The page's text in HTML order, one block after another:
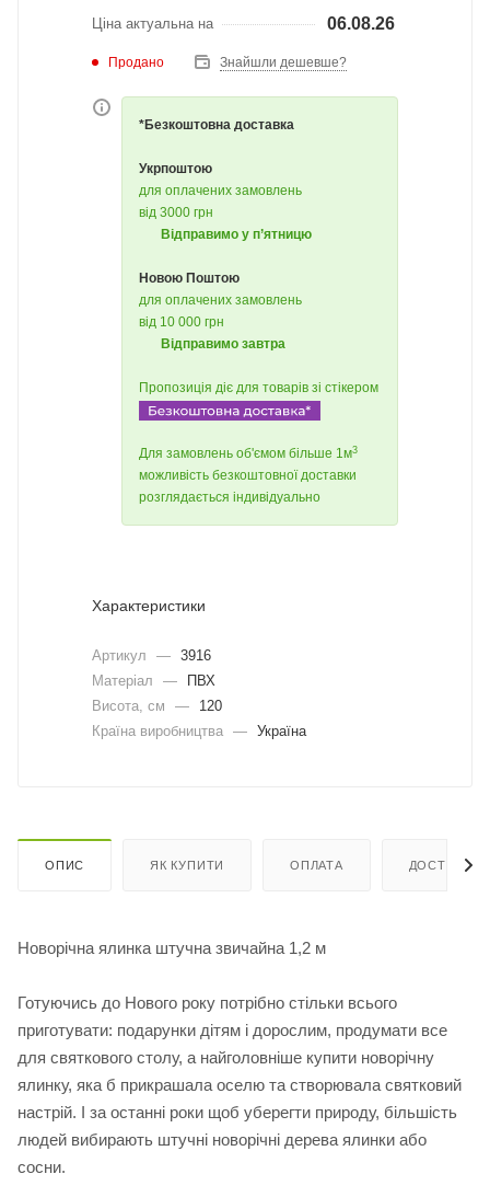
Ціна актуальна на 06.08.26
Продано Знайшли дешевше?
*Безкоштовна доставка
Укрпоштою
для оплачених замовлень
від 3000 грн
Відправимо у п’ятницю
Новою Поштою
для оплачених замовлень
від 10 000 грн
Відправимо завтра
Пропозиція діє для товарів зі стікером
Для замовлень об'ємом більше 1м3
можливість безкоштовної доставки
розглядається індивідуально
Характеристики
Артикул — 3916
Матеріал
—
ПВХ
Висота, см
—
120
Країна виробництва — Україна
ОПИС ЯК КУПИТИ ОПЛАТА ДОСТАВКА
Новорічна ялинка штучна звичайна 1,2 м
Готуючись до Нового року потрібно стільки всього
приготувати: подарунки дітям і дорослим, продумати все
для святкового столу, а найголовніше купити новорічну
ялинку, яка б прикрашала оселю та створювала святковий
настрій. І за останні роки щоб уберегти природу, більшість
людей вибирають штучні новорічні дерева ялинки або
сосни.